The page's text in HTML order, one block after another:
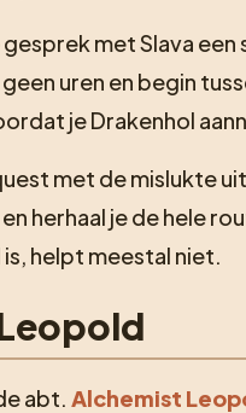
met Slava een
uren en begin
je Drakenhol
met de mislukte
herhaal je de hele
helpt meestal niet.
abt. Alchemist